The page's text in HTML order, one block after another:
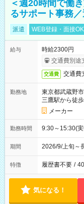
＜週20時間で働
るサポート事務／
派遣 WEB登録・面接OK
給与
時給2300円
交通費別途
交通費 交通費
勤務地
東京都武蔵野市
三鷹駅から徒
メーカー
勤務時間 9:30～15:30(
期間 2026/9/上旬～
特徴 履歴書不要 /
気になる！